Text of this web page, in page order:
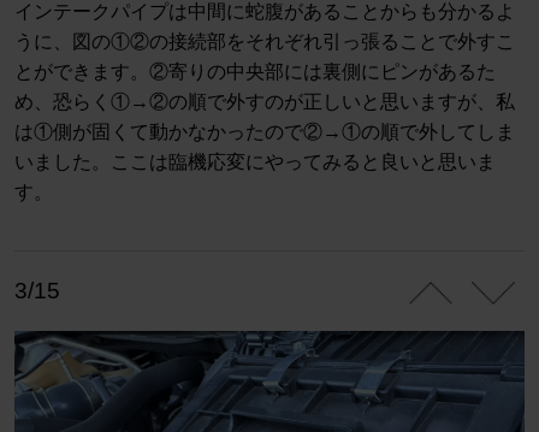
インテークパイプは中間に蛇腹があることからも分かるよ
うに、図の①②の接続部をそれぞれ引っ張ることで外すこ
とができます。②寄りの中央部には裏側にピンがあるた
め、恐らく①→②の順で外すのが正しいと思いますが、私
は①側が固くて動かなかったので②→①の順で外してしま
いました。ここは臨機応変にやってみると良いと思いま
す。
3/15